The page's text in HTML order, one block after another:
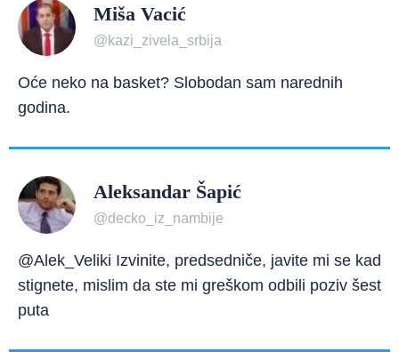
Miša Vacić
@kazi_zivela_srbija
Oće neko na basket? Slobodan sam narednih
godina.
Aleksandar Šapić
@decko_iz_nambije
@Alek_Veliki Izvinite, predsedniče, javite mi se kad
stignete, mislim da ste mi greškom odbili poziv šest
puta